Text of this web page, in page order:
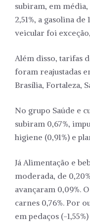
subiram, em média,
2,51%, a gasolina de
veicular foi
Além disso, tarifas
foram reajustadas
Brasília, Fortaleza,
No grupo Saúde e
subiram 0,67%,
higiene (0,91%) e
Já Alimentação e
moderada, de
avançaram 0,09%.
carnes 0,76%. Por
em pedaços (-